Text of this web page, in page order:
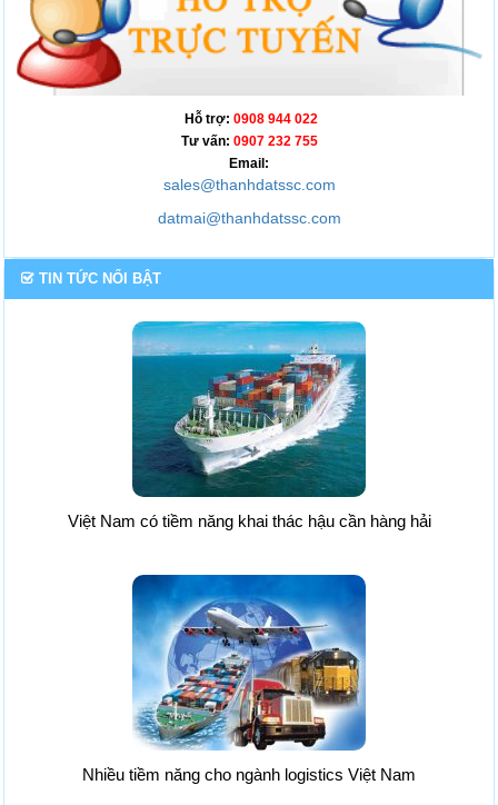
Hỗ trợ: 0908 944 022
Tư vấn: 0907 232 755
Email:
sales@thanhdatssc.com
datmai@thanhdatssc.com
TIN TỨC NỔI BẬT
Việt Nam có tiềm năng khai thác hậu cần hàng hải
Nhiều tiềm năng cho ngành logistics Việt Nam